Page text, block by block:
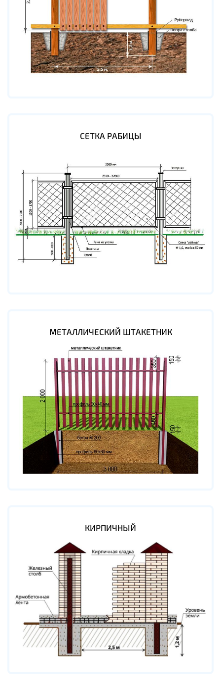
СЕТКА РАБИЦЫ
МЕТАЛЛИЧЕСКИЙ ШТАКЕТНИК
КИРПИЧНЫЙ